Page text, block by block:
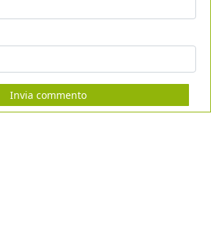
Invia commento